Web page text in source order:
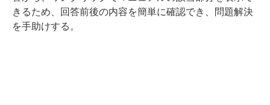
きるため、回答前後の内容を簡単に確認でき、問題解決
を手助けする。